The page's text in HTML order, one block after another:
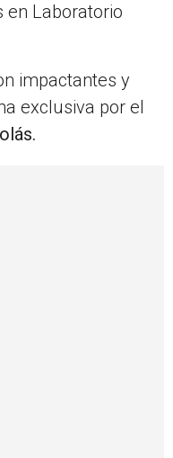
en Laboratorio
impactantes y
exclusiva por el